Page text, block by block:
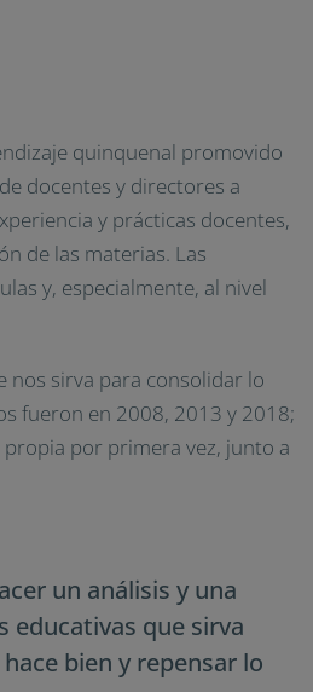
quinquenal promovido
docentes y directores a
y prácticas docentes,
de las materias. Las
y, especialmente, al nivel
nos sirva para consolidar lo
fueron en 2008, 2013 y 2018;
por primera vez, junto a
un análisis y una
educativas que sirva
bien y repensar lo